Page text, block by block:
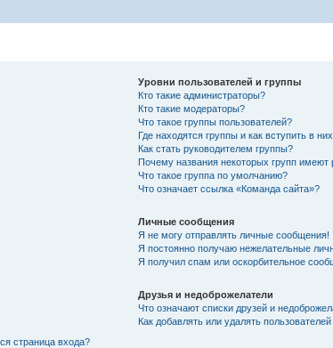
страница входа?
Уровни пользователей и группы
Кто такие администраторы?
Кто такие модераторы?
Что такое группы пользователей?
Где находятся группы и как вступить в
Как стать руководителем группы?
Почему названия некоторых групп имеют
Что такое группа по умолчанию?
Что означает ссылка «Команда сайта»?
Личные сообщения
Я не могу отправлять личные сообщения!
Я постоянно получаю нежелательные
Я получил спам или оскорбительное
Друзья и недоброжелатели
Что означают списки друзей и
Как добавлять или удалять